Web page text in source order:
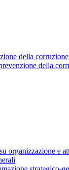
della
della
organizzazione e